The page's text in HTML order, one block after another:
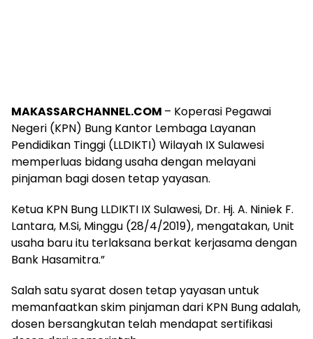
MAKASSARCHANNEL.COM – Koperasi Pegawai
Negeri (KPN) Bung Kantor Lembaga Layanan
Pendidikan Tinggi (LLDIKTI) Wilayah IX Sulawesi
memperluas bidang usaha dengan melayani
pinjaman bagi dosen tetap yayasan.
Ketua KPN Bung LLDIKTI IX Sulawesi, Dr. Hj. A. Niniek F.
Lantara, M.Si, Minggu (28/4/2019), mengatakan, Unit
usaha baru itu terlaksana berkat kerjasama dengan
Bank Hasamitra.”
Salah satu syarat dosen tetap yayasan untuk
memanfaatkan skim pinjaman dari KPN Bung adalah,
dosen bersangkutan telah mendapat sertifikasi